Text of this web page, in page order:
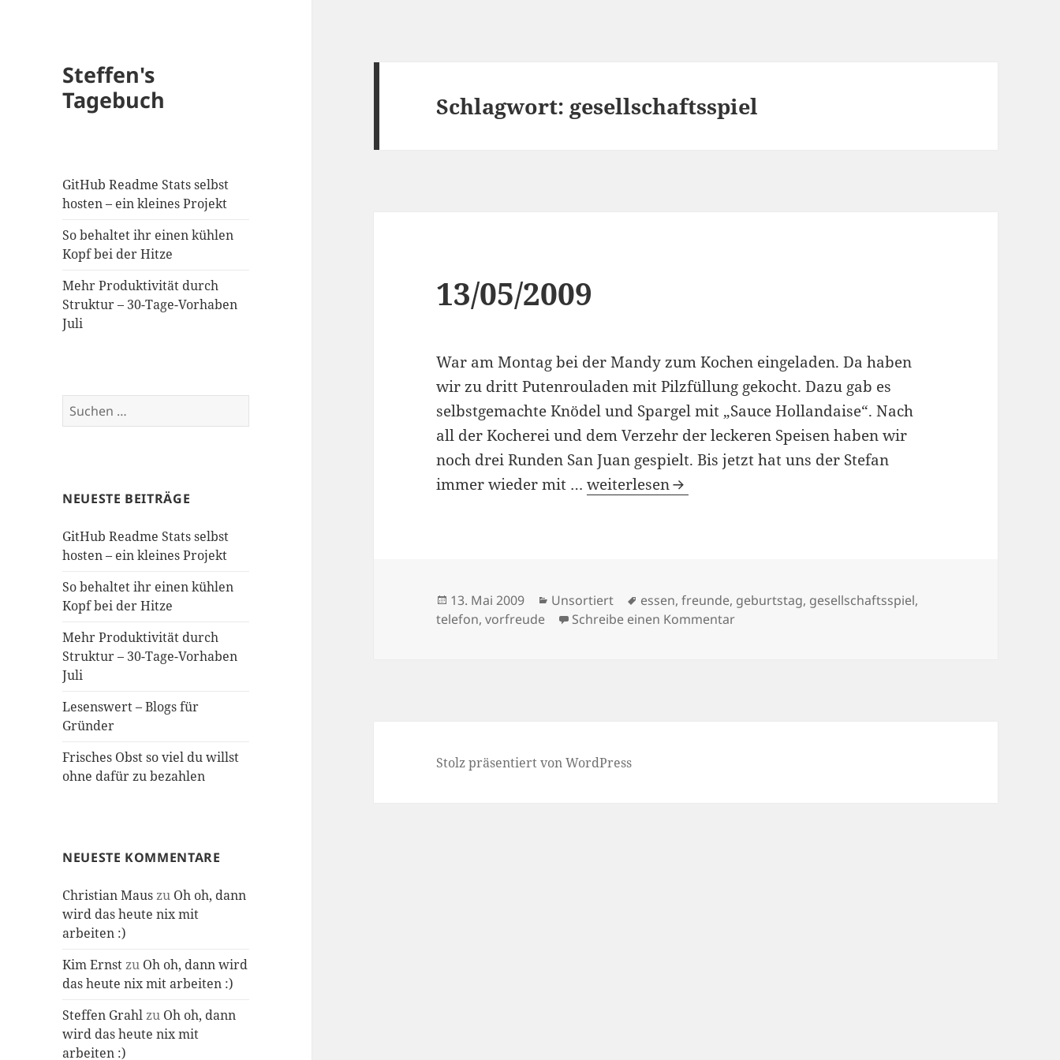
Steffen's
Tagebuch
GitHub Readme Stats selbst
hosten – ein kleines Projekt
So behaltet ihr einen kühlen
Kopf bei der Hitze
Mehr Produktivität durch
Struktur – 30-Tage-Vorhaben
Juli
Suchen
nach:
NEUESTE BEITRÄGE
GitHub Readme Stats selbst
hosten – ein kleines Projekt
So behaltet ihr einen kühlen
Kopf bei der Hitze
Mehr Produktivität durch
Struktur – 30-Tage-Vorhaben
Juli
Lesenswert – Blogs für
Gründer
Frisches Obst so viel du willst
ohne dafür zu bezahlen
NEUESTE KOMMENTARE
Christian Mauszu Oh oh, dann
wird das heute nix mit
arbeiten :)
Kim Ernstzu Oh oh, dann wird
das heute nix mit arbeiten :)
Steffen Grahlzu Oh oh, dann
wird das heute nix mit
arbeiten :)
Schlagwort: gesellschaftsspiel
13/05/2009
War am Montag bei der Mandy zum Kochen eingeladen. Da haben
wir zu dritt Putenrouladen mit Pilzfüllung gekocht. Dazu gab es
selbstgemachte Knödel und Spargel mit „Sauce Hollandaise“. Nach
all der Kocherei und dem Verzehr der leckeren Speisen haben wir
noch drei Runden San Juan gespielt. Bis jetzt hat uns der Stefan
immer wieder mit …13/05/2009
weiterlesen
Veröffentlicht
am
13. Mai 2009 Kategorien
Unsortiert Schlagwörter
essen,freunde, geburtstag, gesellschaftsspiel,
telefon,vorfreude Schreibe einen Kommentarzu 13/05/2009
Stolz präsentiert von WordPress